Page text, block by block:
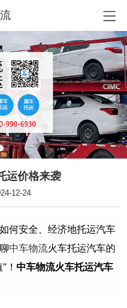
运价格来袭
12-24
何安全、经济地托运汽车
中车物流火车托运汽车的
！中车物流火车托运汽车